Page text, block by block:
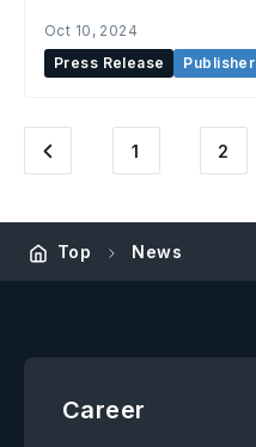
Oct 10, 2024
Press Release
1 2
Top News
Career